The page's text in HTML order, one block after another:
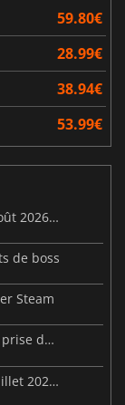
59.80€
28.99€
38.94€
53.99€
Sorties de jeux vidéo de cette semaine - août 2026 (semaine 32)
de boss
Steam
Des cartes de logiciels malveillants et une prise de contrôle de Discord ont touché Meccha Chameleon
Sorties de jeux vidéo de cette semaine - juillet 2026 (semaine 31)